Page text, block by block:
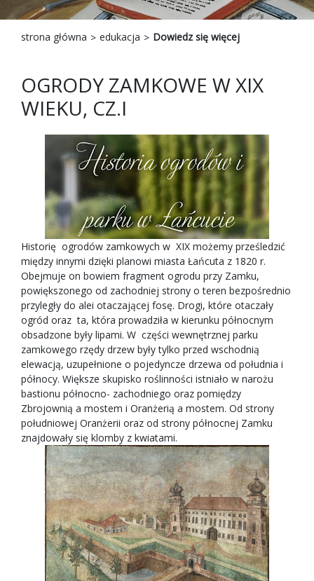
strona główna edukacja Dowiedz się więcej
OGRODY ZAMKOWE W XIX
WIEKU, CZ.I
Historię ogrodów zamkowych w XIX możemy prześledzić
między innymi dzięki planowi miasta Łańcuta z 1820 r.
Obejmuje on bowiem fragment ogrodu przy Zamku,
powiększonego od zachodniej strony o teren bezpośrednio
przyległy do alei otaczającej fosę. Drogi, które otaczały
ogród oraz ta, która prowadziła w kierunku północnym
obsadzone były lipami. W części wewnętrznej parku
zamkowego rzędy drzew były tylko przed wschodnią
elewacją, uzupełnione o pojedyncze drzewa od południa i
północy. Większe skupisko roślinności istniało w narożu
bastionu północno- zachodniego oraz pomiędzy
Zbrojownią a mostem i Oranżerią a mostem. Od strony
południowej Oranżerii oraz od strony północnej Zamku
znajdowały się klomby z kwiatami.